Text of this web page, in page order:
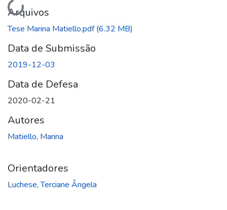
Carregando...
Arquivos
Tese Marina Matiello.pdf(6.32 MB)
Data de Submissão
2019-12-03
Data de Defesa
2020-02-21
Autores
Matiello, Marina
Orientadores
Luchese, Terciane Ângela